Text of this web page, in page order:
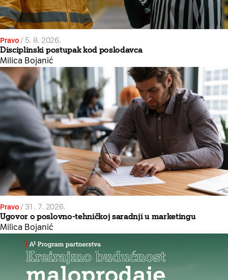
Pravo / 5. 8. 2026.
Disciplinski postupak kod poslodavca
Milica Bojanić
Pravo / 31. 7. 2026.
Ugovor o poslovno-tehničkoj saradnji u marketingu
Milica Bojanić